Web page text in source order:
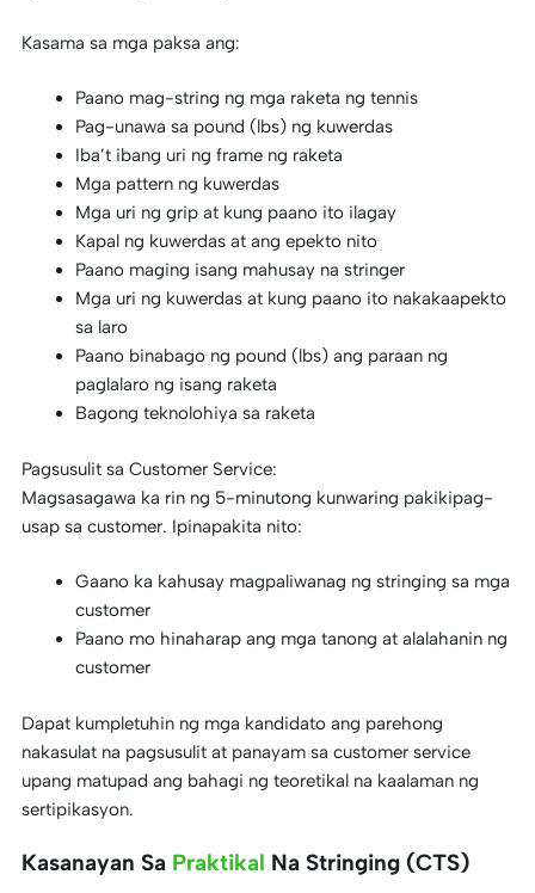
Kasama sa mga paksa ang:
Paano mag-string ng mga raketa ng tennis
Pag-unawa sa pound (lbs) ng kuwerdas
Iba’t ibang uri ng frame ng raketa
Mga pattern ng kuwerdas
Mga uri ng grip at kung paano ito ilagay
Kapal ng kuwerdas at ang epekto nito
Paano maging isang mahusay na stringer
Mga uri ng kuwerdas at kung paano ito nakakaapekto
sa laro
Paano binabago ng pound (lbs) ang paraan ng
paglalaro ng isang raketa
Bagong teknolohiya sa raketa
Pagsusulit sa Customer Service:
Magsasagawa ka rin ng 5-minutong kunwaring pakikipag-
usap sa customer. Ipinapakita nito:
Gaano ka kahusay magpaliwanag ng stringing sa mga
customer
Paano mo hinaharap ang mga tanong at alalahanin ng
customer
Dapat kumpletuhin ng mga kandidato ang parehong
nakasulat na pagsusulit at panayam sa customer service
upang matupad ang bahagi ng teoretikal na kaalaman ng
sertipikasyon.
Kasanayan Sa Praktikal Na Stringing (CTS)